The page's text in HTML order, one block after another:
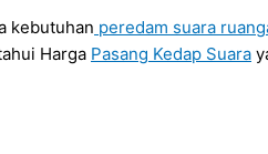
kebutuhan peredam suara
Harga Pasang Kedap Suara